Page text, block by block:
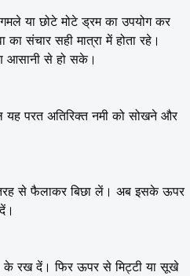
या छोटे मोटे ड्रम का उपयोग कर
संचार सही मात्रा में होता रहे।
आसानी से हो सके।
परत अतिरिक्त नमी को सोखने और
से फैलाकर बिछा लें। अब इसके ऊपर
रख दें। फिर ऊपर से मिट्टी या सूखे